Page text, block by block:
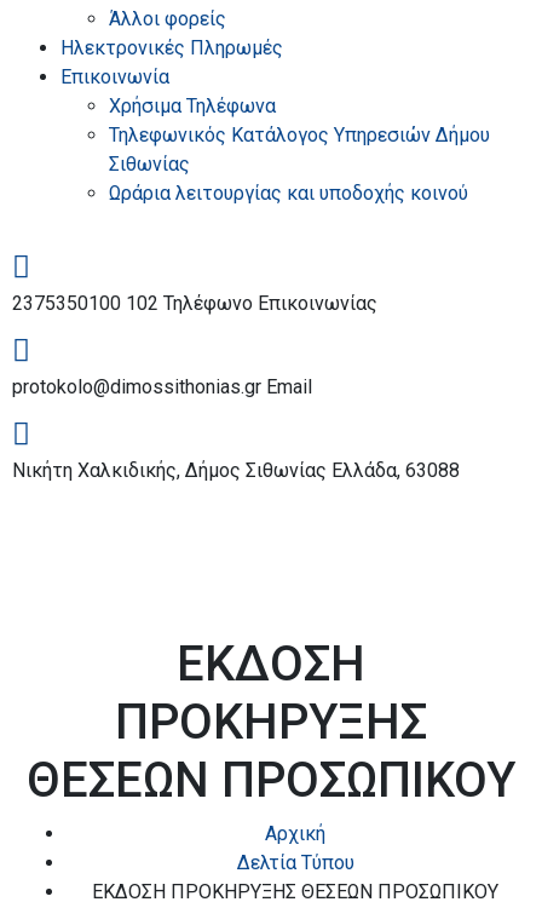
Άλλοι φορείς
Ηλεκτρονικές Πληρωμές
Επικοινωνία
Χρήσιμα Τηλέφωνα
Τηλεφωνικός Κατάλογος Υπηρεσιών Δήμου
Σιθωνίας
Ωράρια λειτουργίας και υποδοχής κοινού
2375350100 102 Τηλέφωνο Επικοινωνίας
protokolo@dimossithonias.gr Email
Νικήτη Χαλκιδικής, Δήμος Σιθωνίας Ελλάδα, 63088
ΕΚΔΟΣΗ
ΠΡΟΚΗΡΥΞΗΣ
ΘΕΣΕΩΝ ΠΡΟΣΩΠΙΚΟΥ
Αρχική
Δελτία Τύπου
ΕΚΔΟΣΗ ΠΡΟΚΗΡΥΞΗΣ ΘΕΣΕΩΝ ΠΡΟΣΩΠΙΚΟΥ